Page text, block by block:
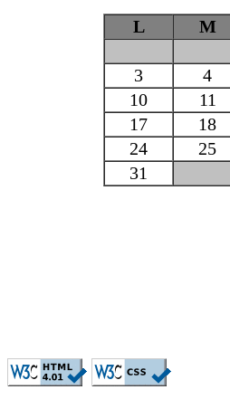
L M
3
4
10
11
17
18
24
25
31